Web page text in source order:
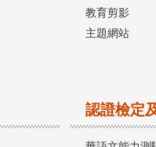
教育剪影
主題網站
認證檢定